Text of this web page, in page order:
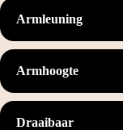
Armleuning
Armhoogte
Draaibaar